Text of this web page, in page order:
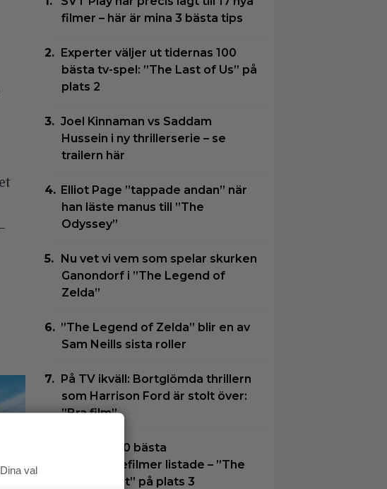
filmer – här är mina 3 bästa tips
Experter väljer ut tidernas 100
bästa tv-spel: ”The Last of Us” på
plats 2
Joel Kinnaman vs Saddam
Hussein i ny thrillerserie – se
trailern här
Elliot Page ”tappade andan” när
han läste manus till ”The
Odyssey”
Nu vet vi vem som spelar skurken
Ganondorf i ”The Legend of
Zelda”
”The Legend of Zelda” blir en av
Sam Neills sista roller
På TV ikväll: Bortglömda thrillern
som Harrison Ford är stolt över:
”Bra film”
Tidernas 30 bästa
superhjältefilmer listade – ”The
Dark Knight” på plats 3
Dina val